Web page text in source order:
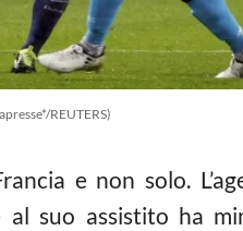
REUTERS)
e non solo.
suo assistito ha